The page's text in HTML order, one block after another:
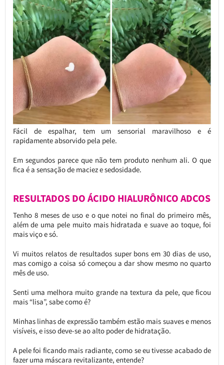
Fácil de espalhar, tem um sensorial maravilhoso e é
rapidamente absorvido pela pele.
Em segundos parece que não tem produto nenhum ali. O que
fica é a sensação de maciez e sedosidade.
RESULTADOS DO ÁCIDO HIALURÔNICO ADCOS
Tenho 8 meses de uso e o que notei no final do primeiro mês,
além de uma pele muito mais hidratada e suave ao toque, foi
mais viço e só.
Vi muitos relatos de resultados super bons em 30 dias de uso,
mas comigo a coisa só começou a dar show mesmo no quarto
mês de uso.
Senti uma melhora muito grande na textura da pele, que ficou
mais “lisa”, sabe como é?
Minhas linhas de expressão também estão mais suaves e menos
visíveis, e isso deve-se ao alto poder de hidratação.
A pele foi ficando mais radiante, como se eu tivesse acabado de
fazer uma máscara revitalizante, entende?